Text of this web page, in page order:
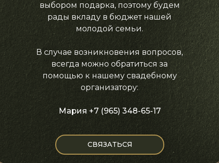
выбором подарка, поэтому будем
рады вкладу в бюджет нашей
молодой семьи.
В случае возникновения вопросов,
всегда можно обратиться за
помощью к нашему свадебному
организатору:
Мария +7 (965) 348-65-17
СВЯЗАТЬСЯ